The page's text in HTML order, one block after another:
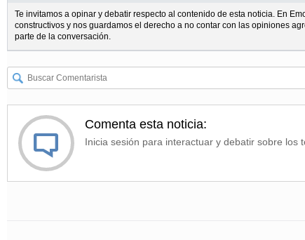
Te invitamos a opinar y debatir respecto al contenido de esta noticia. En
constructivos y nos guardamos el derecho a no contar con las opiniones
parte de la conversación.
Comenta esta noticia:
Inicia sesión para interactuar y debatir sobre los